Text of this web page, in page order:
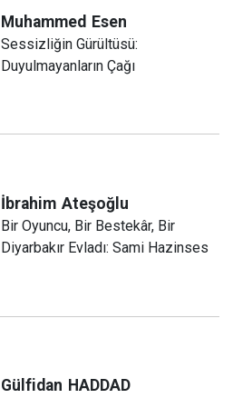
Muhammed Esen
Sessizliğin Gürültüsü:
Duyulmayanların Çağı
İbrahim Ateşoğlu
Bir Oyuncu, Bir Bestekâr, Bir
Diyarbakır Evladı: Sami Hazinses
Gülfidan HADDAD